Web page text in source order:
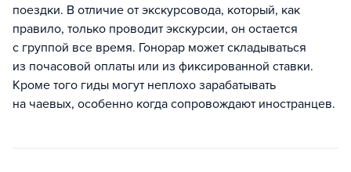
поездки. В отличие от экскурсовода, который, как
правило, только проводит экскурсии, он остается
с группой все время. Гонорар может складываться
из почасовой оплаты или из фиксированной ставки.
Кроме того гиды могут неплохо зарабатывать
на чаевых, особенно когда сопровождают иностранцев.